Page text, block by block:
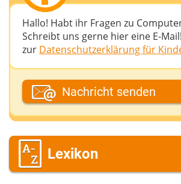
Hallo! Habt ihr Fragen zu
Schreibt uns gerne hier eine E-
zur Datenschutzerklärung für
Dein Fantasiename
Deine E-Mail-Adresse (wenn du
möchtest)
Nachricht senden
Lexikon